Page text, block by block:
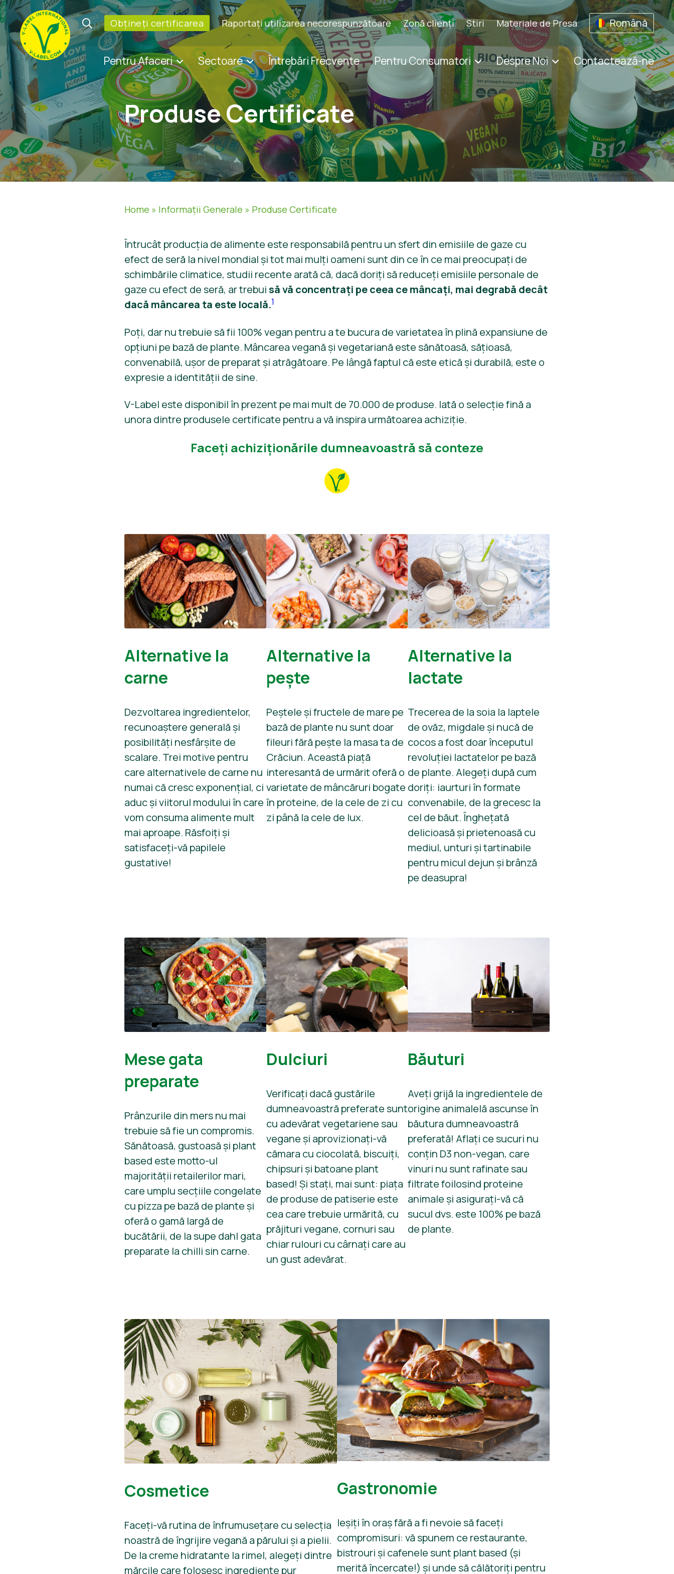
Obțineți certificarea Raportați utilizarea necorespunzătoare Zonă clienţi Știri Materiale de Presa Română
Pentru Afaceri Sectoare Întrebări Frecvente Pentru Consumatori Despre Noi Contactează-ne
Produse Certificate
Home » Informații Generale » Produse Certificate
Întrucât producția de alimente este responsabilă pentru un sfert din emisiile de gaze cu
efect de seră la nivel mondial și tot mai mulți oameni sunt din ce în ce mai preocupați de
schimbările climatice, studii recente arată că, dacă doriți să reduceți emisiile personale de
gaze cu efect de seră, ar trebuisă vă concentrați pe ceea ce mâncați, mai degrabă decât
dacă mâncarea ta este locală.1
Poți, dar nu trebuie să fii 100% vegan pentru a te bucura de varietatea în plină expansiune de
opțiuni pe bază de plante. Mâncarea vegană și vegetariană este sănătoasă, sățioasă,
convenabilă, ușor de preparat și atrăgătoare. Pe lângă faptul că este etică și durabilă, este o
expresie a identității de sine.
V-Label este disponibil în prezent pe mai mult de 70.000 de produse. Iată o selecție fină a
unora dintre produsele certificate pentru a vă inspira următoarea achiziție.
Faceți achiziționările dumneavoastră să conteze
Alternative la
carne
Dezvoltarea ingredientelor,
recunoaștere generală și
posibilități nesfârșite de
scalare. Trei motive pentru
care alternativele de carne nu
numai că cresc exponențial, ci
aduc și viitorul modului în care
vom consuma alimente mult
mai aproape. Răsfoiți și
satisfaceți-vă papilele
gustative!
Alternative la
pește
Peștele și fructele de mare pe
bază de plante nu sunt doar
fileuri fără pește la masa ta de
Crăciun. Această piață
interesantă de urmărit oferă o
varietate de mâncăruri bogate
în proteine, de la cele de zi cu
zi până la cele de lux.
Alternative la
lactate
Trecerea de la soia la laptele
de ovăz, migdale și nucă de
cocos a fost doar începutul
revoluției lactatelor pe bază
de plante. Alegeți după cum
doriți: iaurturi în formate
convenabile, de la grecesc la
cel de băut. Înghețată
delicioasă și prietenoasă cu
mediul, unturi și tartinabile
pentru micul dejun și brânză
pe deasupra!
Mese gata
preparate
Prânzurile din mers nu mai
trebuie să fie un compromis.
Sănătoasă, gustoasă și plant
based este motto-ul
majorității retailerilor mari,
care umplu secțiile congelate
cu pizza pe bază de plante și
oferă o gamă largă de
bucătării, de la supe dahl gata
preparate la chilli sin carne.
Dulciuri
Verificați dacă gustările
dumneavoastră preferate sunt
cu adevărat vegetariene sau
vegane și aprovizionați-vă
cămara cu ciocolată, biscuiți,
chipsuri și batoane plant
based! Și stați, mai sunt: piața
de produse de patiserie este
cea care trebuie urmărită, cu
prăjituri vegane, cornuri sau
chiar rulouri cu cârnați care au
un gust adevărat.
Băuturi
Aveți grijă la ingredientele de
origine animalelă ascunse în
băutura dumneavoastră
preferată! Aflați ce sucuri nu
conțin D3 non-vegan, care
vinuri nu sunt rafinate sau
filtrate foilosind proteine
animale și asigurați-vă că
sucul dvs. este 100% pe bază
de plante.
Cosmetice
Faceți-vă rutina de înfrumusețare cu selecția
noastră de îngrijire vegană a părului și a pielii.
De la creme hidratante la rimel, alegeți dintre
mărcile care folosesc ingrediente pur
Gastronomie
Ieșiți în oraș fără a fi nevoie să faceți
compromisuri: vă spunem ce restaurante,
bistrouri și cafenele sunt plant based (și
merită încercate!) și unde să călătoriți pentru